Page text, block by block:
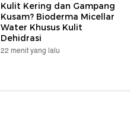
Kulit Kering dan Gampang
Kusam? Bioderma Micellar
Water Khusus Kulit
Dehidrasi
22 menit yang lalu